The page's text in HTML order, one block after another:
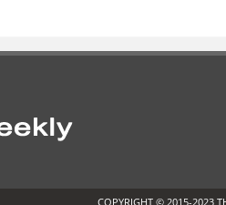
COPYRIGHT © 2015-2023